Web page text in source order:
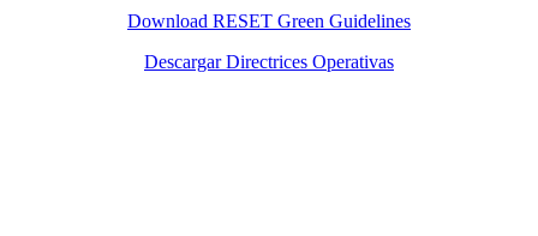
Download RESET Green Guidelines
Descargar Directrices Operativas